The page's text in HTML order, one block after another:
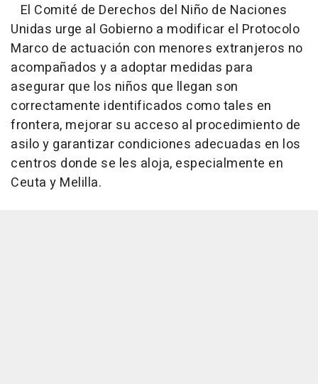
El Comité de Derechos del Niño de Naciones
Unidas urge al Gobierno a modificar el Protocolo
Marco de actuación con menores extranjeros no
acompañados y a adoptar medidas para
asegurar que los niños que llegan son
correctamente identificados como tales en
frontera, mejorar su acceso al procedimiento de
asilo y garantizar condiciones adecuadas en los
centros donde se les aloja, especialmente en
Ceuta y Melilla.